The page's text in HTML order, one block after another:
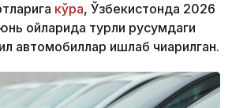
кўра, Ўзбекистонда 2026
ойларида турли русумдаги
автомобиллар ишлаб чиқарилган.